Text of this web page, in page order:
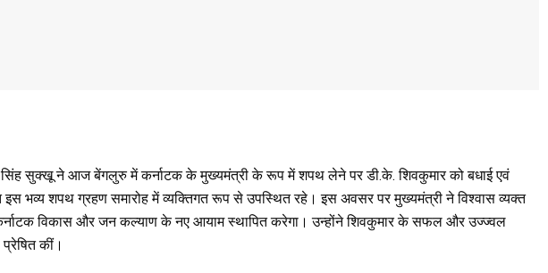
सिंह सुक्खू ने आज बेंगलुरु में कर्नाटक के मुख्यमंत्री के रूप में शपथ लेने पर डी.के. शिवकुमार को बधाई एवं
भव्य शपथ ग्रहण समारोह में व्यक्तिगत रूप से उपस्थित रहे। इस अवसर पर मुख्यमंत्री ने विश्वास व्यक्त
विकास और जन कल्याण के नए आयाम स्थापित करेगा। उन्होंने शिवकुमार के सफल और उज्ज्वल
कीं।